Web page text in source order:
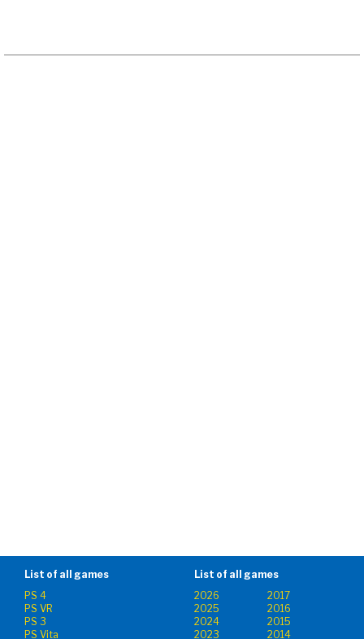
List of all games
PS 4
PS VR
PS 3
PS Vita
List of all games
2026
2017
2025
2016
2024
2015
2023
2014